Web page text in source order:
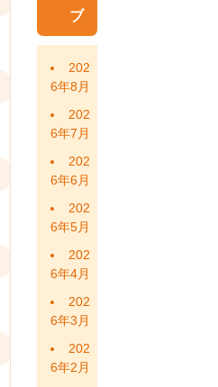
ブ
202
6年8月
202
6年7月
202
6年6月
202
6年5月
202
6年4月
202
6年3月
202
6年2月